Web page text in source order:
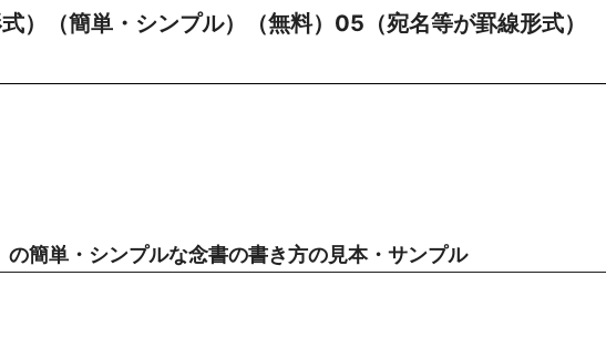
）（簡単・シンプル）（無料）05（宛名等が罫線形式）
簡単・シンプルな念書の書き方の見本・サンプル